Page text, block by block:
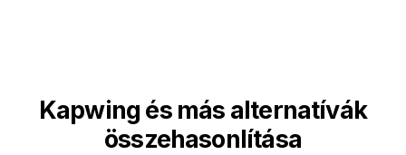
Kapwing és más alternatívák
összehasonlítása